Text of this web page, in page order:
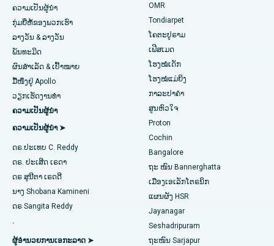
ຊອກຫາແພດເດັກ
ຊອກຫາແພດຜິວໜັງ
ຊອກຫາແພດຊ່ຽວຊານດ້ານລະບົບທາງເດີນ
ປັດສະວະ
ຊອກຫາແພດຜູ້ຊ່ຽວຊານດ້ານພະຍາດເບົາຫວານ
ຊອກຫາແພດຊ່ຽວຊານດ້ານພະຍາດຍິງ
ໂຮງໝໍທີ່ດີທີ່ສຸດໃນ Tondiarpet, Chennai
ໂຮງໝໍທີ່ດີທີ່ສຸດໃນ Kotturpuram, Chennai
ໂຮງຫມໍທີ່ດີທີ່ສຸດໃນຖະຫນົນ Kovai, Karur
ໂຮງໝໍທີ່ດີທີ່ສຸດໃນ Karapakkam, Chennai
ໂຮງໝໍທີ່ດີທີ່ສຸດໃນ Arilova, Vizag
ໂຮງໝໍທີ່ດີທີ່ສຸດໃນ Kanpur Road, Lucknow
ໂຮງໝໍທີ່ດີທີ່ສຸດໃນເຂດ 26, Noida
ໂຮງໝໍທີ່ດີທີ່ສຸດໃນ Gandhinagar, Ahmedabad
ໂຮງໝໍທີ່ດີທີ່ສຸດໃນ Aragonda, Andhra Pradesh
ໂຮງໝໍທີ່ດີທີ່ສຸດໃນຖະໜົນ Bannerghatta, Bangalore
ໂຣກຜີວ ໜັງ
liposuction
Coronary Angiogram
Transcatheter Aortic Valve ປ່ຽນແທນ
ສ້ອມແປງວາວ MitraClip
ການຜ່າຕັດຫົວໃຈແບບຮຸກຮານໜ້ອຍສຸດ
catheter Ablation
ການຜ່າຕັດຟື້ນຟູ ACL
ການປ່ຽນແທນບ່າໄຫລ່
Ablation Endometrial
ຄວາມເປັນຜູ້ນໍາ
ກຸ່ມຍີ່ຫໍ້ຂອງພວກເຮົາ
ລາງວັນ & ລາງວັນ
ພັນທະມິດ
ຜົນສຳເລັດ & ເປົ້າໝາຍ
ມື້ໜຶ່ງຢູ່ Apollo
ວຽກເຮັດງານທໍາ
ຄວາມເປັນຜູ້ນໍາ
ຄວາມເປັນຜູ້ນໍາ ➤
ດຣ.ປະເທບ C. Reddy
ດຣ. ປະເສີດ ເຣດາ
ດຣ ສຸນີຕາ ເຣດດີ
ນາງ Shobana Kamineni
ດຣ Sangita Reddy
.
ຜູ້ອໍານວຍການເອກະລາດ ➤
OMR
Tondiarpet
ໂຄຕະປູຣາມ
ເຟີສເມດ
ໂຮງໝໍເດັກ
ໂຮງໝໍແມ່ຍິງ
ກາລະປາຄຳ
ສູນຫົວໃຈ
Proton
Cochin
Bangalore
ຖະ ໜົນ Bannerghatta
ເມືອງເອເລັກໂຕຣນິກ
ແຜນຜັງ HSR
Jayanagar
Seshadripuram
ຖະໜົນ Sarjapur